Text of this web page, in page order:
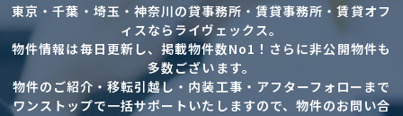
東京・千葉・埼玉・神奈川の貸事務所・賃貸事務所・賃貸オフ
ィスならライヴェックス。
物件情報は毎日更新し、掲載物件数No1！さらに非公開物件も
多数ございます。
物件のご紹介・移転引越し・内装工事・アフターフォローまで
ワンストップで一括サポートいたしますので、物件のお問い合